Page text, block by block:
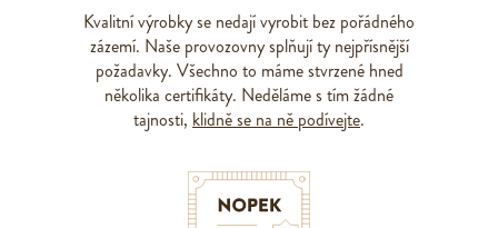
Kvalitní výrobky se nedají vyrobit bez pořádného
zázemí. Naše provozovny splňují ty nejpřísnější
požadavky. Všechno to máme stvrzené hned
několika certifikáty. Neděláme s tím žádné
tajnosti, klidně se na ně podívejte.